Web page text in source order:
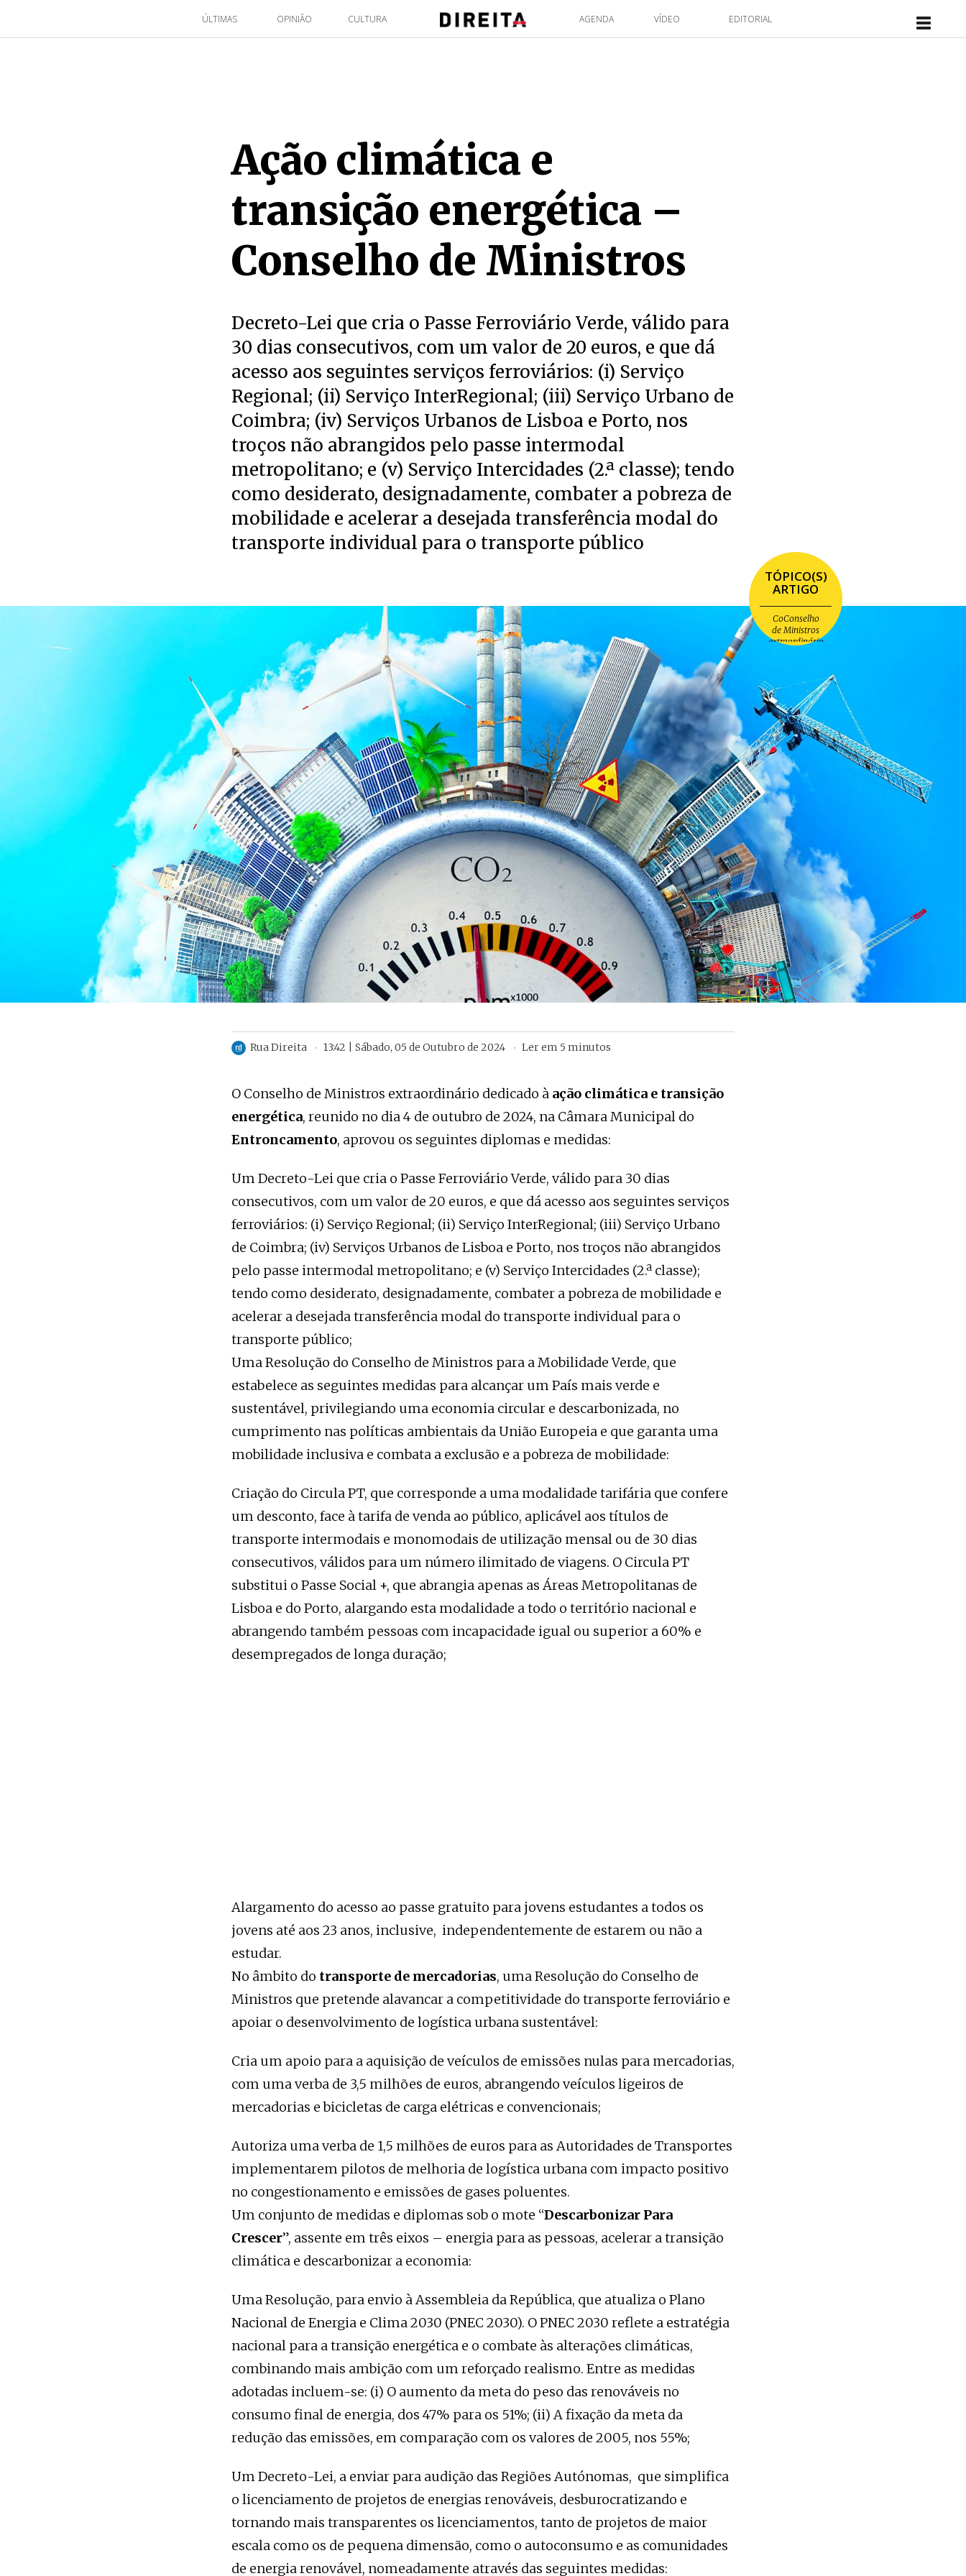
ÚLTIMAS OPINIÃO CULTURA AGENDA VÍDEO EDITORIAL
Ação climática e
transição energética –
Conselho de Ministros
Decreto-Lei que cria o Passe Ferroviário Verde, válido para
30 dias consecutivos, com um valor de 20 euros, e que dá
acesso aos seguintes serviços ferroviários: (i) Serviço
Regional; (ii) Serviço InterRegional; (iii) Serviço Urbano de
Coimbra; (iv) Serviços Urbanos de Lisboa e Porto, nos
troços não abrangidos pelo passe intermodal
metropolitano; e (v) Serviço Intercidades (2.ª classe); tendo
como desiderato, designadamente, combater a pobreza de
mobilidade e acelerar a desejada transferência modal do
transporte individual para o transporte público
TÓPICO(S)
ARTIGO
CoConselho
de Ministros
extraordinário
Rua Direita 13:42 | Sábado, 05 de Outubro de 2024 Ler em 5 minutos
O Conselho de Ministros extraordinário dedicado à ação climática e transição
energética, reunido no dia 4 de outubro de 2024, na Câmara Municipal do
Entroncamento, aprovou os seguintes diplomas e medidas:
Um Decreto-Lei que cria o Passe Ferroviário Verde, válido para 30 dias
consecutivos, com um valor de 20 euros, e que dá acesso aos seguintes serviços
ferroviários: (i) Serviço Regional; (ii) Serviço InterRegional; (iii) Serviço Urbano
de Coimbra; (iv) Serviços Urbanos de Lisboa e Porto, nos troços não abrangidos
pelo passe intermodal metropolitano; e (v) Serviço Intercidades (2.ª classe);
tendo como desiderato, designadamente, combater a pobreza de mobilidade e
acelerar a desejada transferência modal do transporte individual para o
transporte público;
Uma Resolução do Conselho de Ministros para a Mobilidade Verde, que
estabelece as seguintes medidas para alcançar um País mais verde e
sustentável, privilegiando uma economia circular e descarbonizada, no
cumprimento nas políticas ambientais da União Europeia e que garanta uma
mobilidade inclusiva e combata a exclusão e a pobreza de mobilidade:
Criação do Circula PT, que corresponde a uma modalidade tarifária que confere
um desconto, face à tarifa de venda ao público, aplicável aos títulos de
transporte intermodais e monomodais de utilização mensal ou de 30 dias
consecutivos, válidos para um número ilimitado de viagens. O Circula PT
substitui o Passe Social +, que abrangia apenas as Áreas Metropolitanas de
Lisboa e do Porto, alargando esta modalidade a todo o território nacional e
abrangendo também pessoas com incapacidade igual ou superior a 60% e
desempregados de longa duração;
Alargamento do acesso ao passe gratuito para jovens estudantes a todos os
jovens até aos 23 anos, inclusive, independentemente de estarem ou não a
estudar.
No âmbito do transporte de mercadorias, uma Resolução do Conselho de
Ministros que pretende alavancar a competitividade do transporte ferroviário e
apoiar o desenvolvimento de logística urbana sustentável:
Cria um apoio para a aquisição de veículos de emissões nulas para mercadorias,
com uma verba de 3,5 milhões de euros, abrangendo veículos ligeiros de
mercadorias e bicicletas de carga elétricas e convencionais;
Autoriza uma verba de 1,5 milhões de euros para as Autoridades de Transportes
implementarem pilotos de melhoria de logística urbana com impacto positivo
no congestionamento e emissões de gases poluentes.
Um conjunto de medidas e diplomas sob o mote “Descarbonizar Para
Crescer”, assente em três eixos – energia para as pessoas, acelerar a transição
climática e descarbonizar a economia:
Uma Resolução, para envio à Assembleia da República, que atualiza o Plano
Nacional de Energia e Clima 2030 (PNEC 2030). O PNEC 2030 reflete a estratégia
nacional para a transição energética e o combate às alterações climáticas,
combinando mais ambição com um reforçado realismo. Entre as medidas
adotadas incluem-se: (i) O aumento da meta do peso das renováveis no
consumo final de energia, dos 47% para os 51%; (ii) A fixação da meta da
redução das emissões, em comparação com os valores de 2005, nos 55%;
Um Decreto-Lei, a enviar para audição das Regiões Autónomas, que simplifica
o licenciamento de projetos de energias renováveis, desburocratizando e
tornando mais transparentes os licenciamentos, tanto de projetos de maior
escala como os de pequena dimensão, como o autoconsumo e as comunidades
de energia renovável, nomeadamente através das seguintes medidas: